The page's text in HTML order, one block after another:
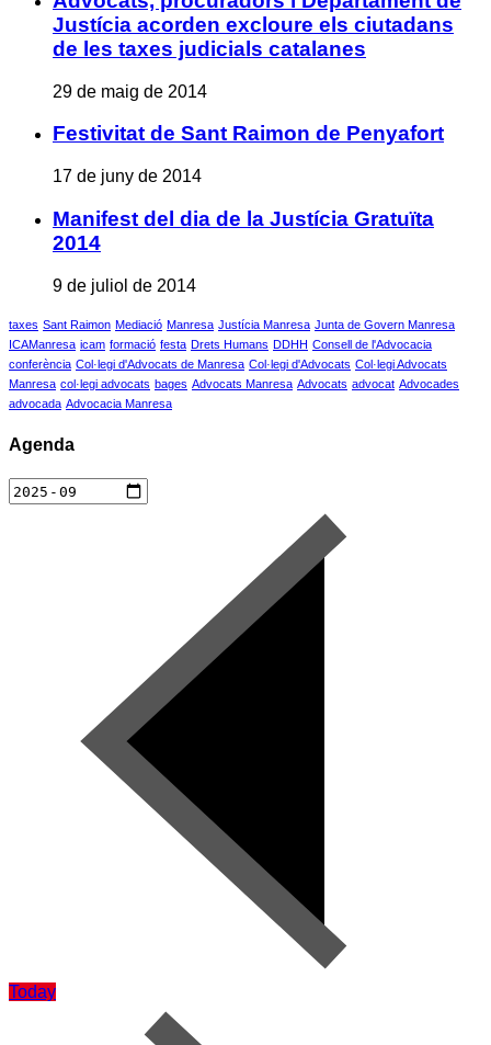
Justícia acorden excloure els ciutadans
de les taxes judicials catalanes
29 de maig de 2014
Festivitat de Sant Raimon de Penyafort
17 de juny de 2014
Manifest del dia de la Justícia Gratuïta
2014
9 de juliol de 2014
taxes Sant Raimon Mediació Manresa Justícia Manresa Junta de Govern Manresa
ICAManresa icam formació festa Drets Humans DDHH Consell de l'Advocacia
conferència Col·legi d'Advocats de Manresa Col·legi d'Advocats Col·legi Advocats
Manresa col·legi advocats bages Advocats Manresa Advocats advocat Advocades
advocada Advocacia Manresa
Agenda
Today